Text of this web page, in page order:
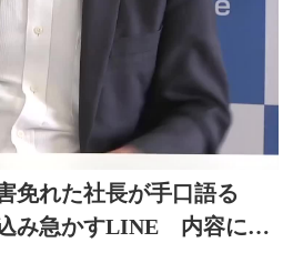
免れた社長が手口語る
み急かすLINE 内容に不